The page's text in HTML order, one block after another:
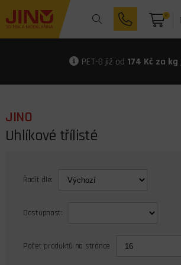
0
PET-G již od 174 Kč za kg
JINO
Uhlíkové třílisté
Řadit dle:
Dostupnost:
Počet produktů na stránce